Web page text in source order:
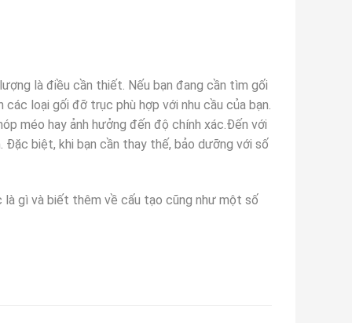
là điều cần thiết. Nếu bạn đang cần tìm gối
loại gối đỡ trục phù hợp với nhu cầu của bạn.
méo hay ảnh hưởng đến độ chính xác.Đến với
biệt, khi bạn cần thay thế, bảo dưỡng với số
là gì và biết thêm về cấu tạo cũng như một số